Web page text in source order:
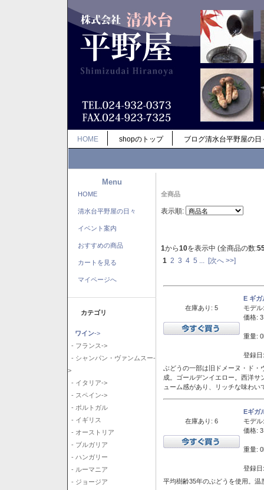
HOME shopのトップ ブログ清水台平野屋の日
Menu
HOME
清水台平野屋の日々
イベント案内
おすすめの商品
カートを見る
マイページへ
カテゴリ
ワイン->
- フランス->
- シャンパン・ヴァンムスー-
>
- イタリア->
- スペイン->
- ポルトガル
- イギリス
- オーストリア
- ブルガリア
- ハンガリー
- ルーマニア
- ジョージア
全商品
表示順:
1から10を表示中 (全商品の数:
1 2 3 4 5 [次へ >>]
在庫あり: 5
E ギ
モデル:
価格:
重量:
登録
ぶどうの一部は旧ドメーヌ・ド・
成。ゴールデンイエロー。西洋
ューム感があり、リッチな味わい
在庫あり: 6
Eギガ
モデル:
価格:
重量:
登録
平均樹齢35年のぶどうを使用。